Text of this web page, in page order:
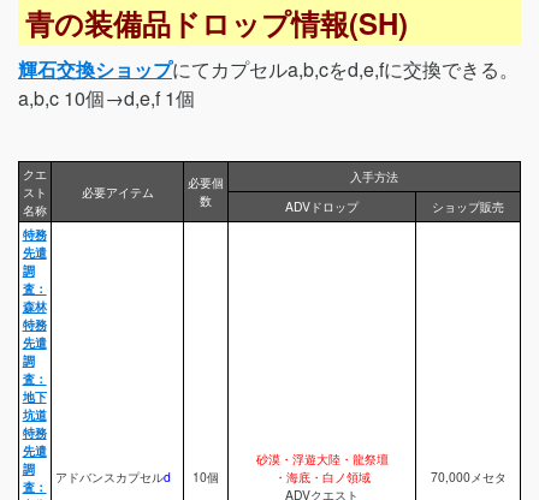
青の装備品ドロップ情報(SH)
輝石交換ショップにてカプセルa,b,cをd,e,fに交換できる。
a,b,c 10個→d,e,f 1個
クエ
スト
名称
必要アイテム
必要個
数
入手方法
ADVドロップ
ショップ販売
特務
先遣
調
査：
森林
特務
先遣
調
査：
地下
坑道
特務
先遣
調
査：
アドバンスカプセルd 10個
砂漠・浮遊大陸・龍祭壇
・海底・白ノ領域
ADVクエスト
70,000メセタ